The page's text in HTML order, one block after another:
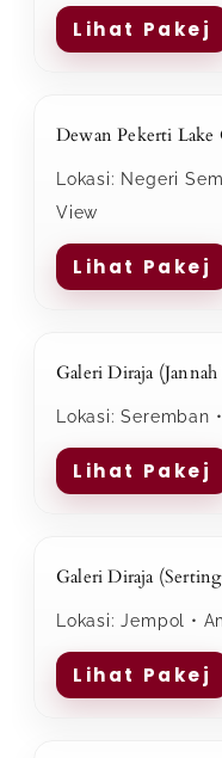
Lihat Pakej
Dewan Pekerti Lake
Lokasi: Negeri
View
Lihat Pakej
Galeri Diraja
Lokasi: Seremban
Lihat Pakej
Galeri Diraja
Lokasi: Jempol •
Lihat Pakej